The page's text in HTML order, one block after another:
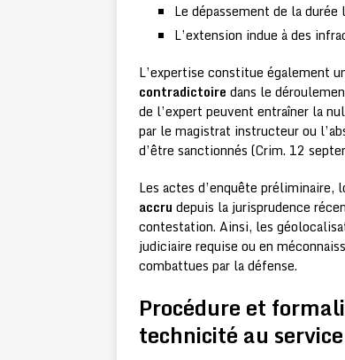
Le dépassement de la
L’extension indue à des
L’expertise constitue également
contradictoire dans le
de l’expert peuvent entraîner la
par le magistrat instructeur ou
d’être sanctionnés (Crim. 12
Les actes d’enquête préliminaire,
accru depuis la jurisprudence
contestation. Ainsi, les
judiciaire requise ou en
combattues par la défense.
Procédure et
technicité au